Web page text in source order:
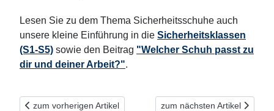
Lesen Sie zu dem Thema Sicherheitsschuhe auch
unsere kleine Einführung in die Sicherheitsklassen
(S1-S5) sowie den Beitrag "Welcher Schuh passt zu
dir und deiner Arbeit?".
Vorheriger Beitrag: Warm und sicher: ELTEN DESPERADO ESD
zum vorherigen Artikel Nächster Beitrag: Warm
zum nächsten Artikel